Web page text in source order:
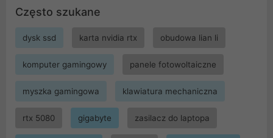
Często szukane
dysk ssd karta nvidia rtx obudowa lian li
komputer gamingowy panele fotowoltaiczne
myszka gamingowa klawiatura mechaniczna
rtx 5080 gigabyte zasilacz do laptopa